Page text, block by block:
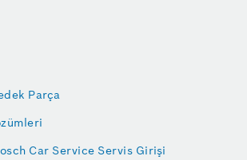
Parça
Car Service Servis Girişi